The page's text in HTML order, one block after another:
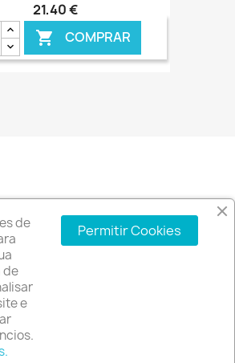
21,40 €
 COMPRAR
comércio eletrónico por
de
de
e
Permitir Cookies